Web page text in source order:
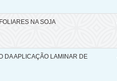
NA SOJA
DA APLICAÇÃO LAMINAR DE